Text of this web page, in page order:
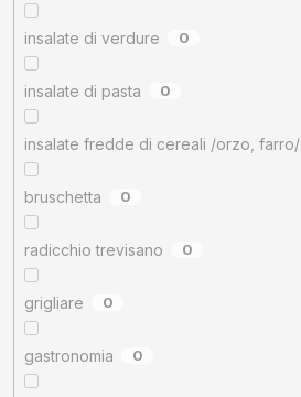
insalate di verdure 0
insalate di pasta 0
insalate fredde di cereali /orzo, farro/
bruschetta 0
radicchio trevisano 0
grigliare 0
gastronomia 0